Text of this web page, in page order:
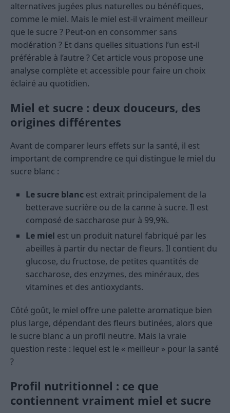
alternatives jugées plus naturelles ou bénéfiques,
comme le miel. Mais le miel est-il vraiment meilleur
que le sucre ? Peut-on en consommer sans
modération ? Et dans quelles situations l’un est-il
préférable à l’autre ? Cet article vous propose une
analyse complète et accessible pour faire un choix
éclairé au quotidien.
Miel et sucre : deux douceurs, des
origines différentes
Avant de comparer leurs effets sur la santé, il est
important de comprendre ce qui distingue le miel du
sucre blanc :
Le sucre blanc est extrait principalement de la
betterave sucrière ou de la canne à sucre. Il est
composé de saccharose pur à 99,9%.
Le miel est un produit naturel fabriqué par les
abeilles à partir du nectar de fleurs. Il contient du
glucose, du fructose, de petites quantités de
saccharose, des enzymes, des minéraux, des
vitamines et des antioxydants.
Côté goût, le miel offre une palette aromatique bien
plus large, dépendant des fleurs butinées, alors que
le sucre blanc a un profil neutre. Mais la vraie
question reste : lequel est le « meilleur » pour la santé
?
Profil nutritionnel : ce que
contiennent vraiment miel et sucre